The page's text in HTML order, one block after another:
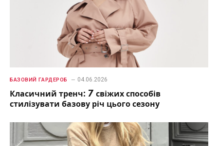
БАЗОВИЙ ГАРДЕРОБ 04.06.2026
Класичний тренч: 7 свіжих способів
стилізувати базову річ цього сезону